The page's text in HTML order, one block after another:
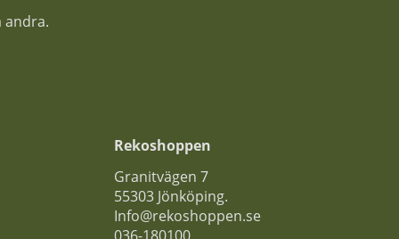
andra.
Rekoshoppen
Granitvägen 7
55303 Jönköping.
Info@rekoshoppen.se